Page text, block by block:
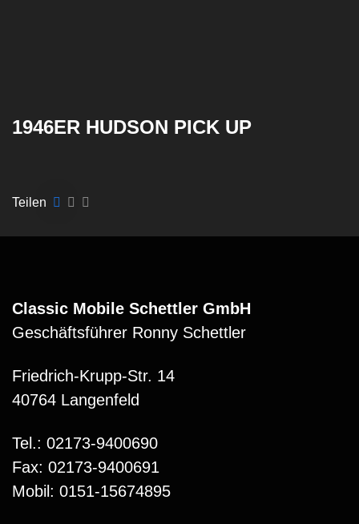
1946ER HUDSON PICK UP
Teilen
Classic Mobile Schettler GmbH
Geschäftsführer Ronny Schettler
Friedrich-Krupp-Str. 14
40764 Langenfeld
Tel.: 02173-9400690
Fax: 02173-9400691
Mobil: 0151-15674895